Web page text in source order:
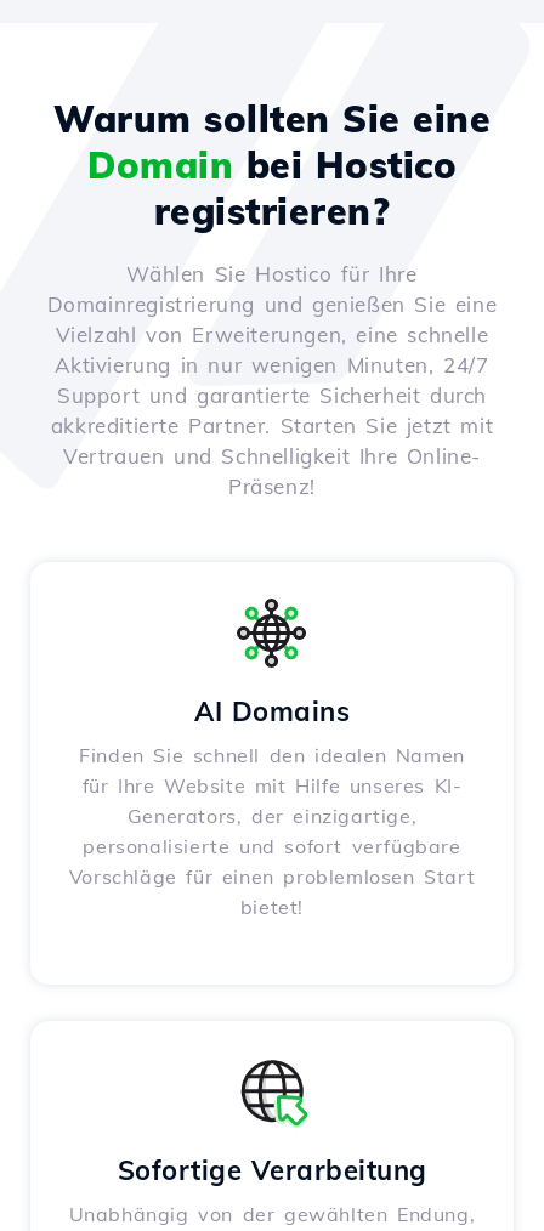
Warum sollten Sie eine
Domain bei Hostico
registrieren?
Wählen Sie Hostico für Ihre
Domainregistrierung und genießen Sie eine
Vielzahl von Erweiterungen, eine schnelle
Aktivierung in nur wenigen Minuten, 24/7
Support und garantierte Sicherheit durch
akkreditierte Partner. Starten Sie jetzt mit
Vertrauen und Schnelligkeit Ihre Online-
Präsenz!
AI Domains
Finden Sie schnell den idealen Namen
für Ihre Website mit Hilfe unseres KI-
Generators, der einzigartige,
personalisierte und sofort verfügbare
Vorschläge für einen problemlosen Start
bietet!
Sofortige Verarbeitung
Unabhängig von der gewählten Endung,